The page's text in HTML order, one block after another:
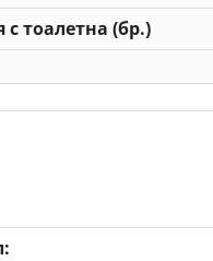
с тоалетна (бр.)